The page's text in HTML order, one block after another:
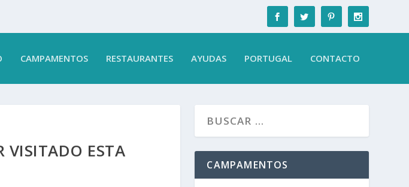
CAMPAMENTOS RESTAURANTES AYUDAS PORTUGAL CONTACTO
VISITADO ESTA
CAMPAMENTOS